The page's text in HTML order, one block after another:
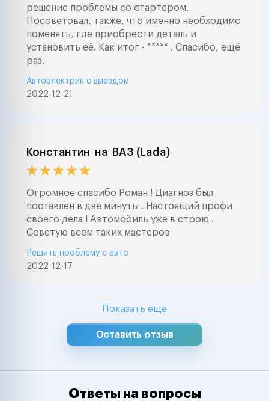
решение проблемы со стартером.
Посоветовал, также, что именно необходимо
поменять, где приобрести деталь и
установить её. Как итог - ***** . Спасибо, ещё
раз.
2022-12-21
Автоэлектрик с выездом
Константин на ВАЗ (Lada)
Огромное спасибо Роман ! Диагноз был
поставлен в две минуты . Настоящий профи
своего дела ! Автомобиль уже в строю .
Советую всем таких мастеров
2022-12-17
Решить проблему с авто
Показать еще
Оставить отзыв
Ответы на вопросы